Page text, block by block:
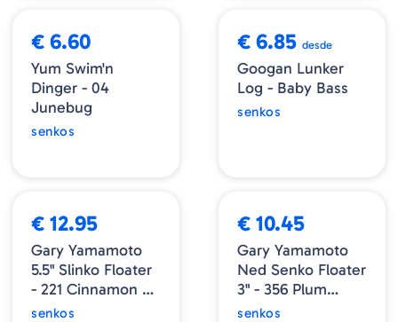
€ 6.60
Yum Swim'n
Dinger - 04
Junebug
senkos
€ 6.85 desde
Googan Lunker
Log - Baby Bass
senkos
€ 12.95
Gary Yamamoto
5.5" Slinko Floater
- 221 Cinnamon Bk
& Pr Flk
senkos
€ 10.45
Gary Yamamoto
Ned Senko Floater
3" - 356 Plum
Apple
senkos